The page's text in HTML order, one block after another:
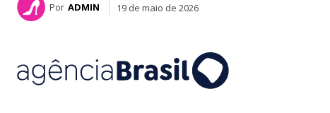
Por ADMIN 19 de maio de 2026